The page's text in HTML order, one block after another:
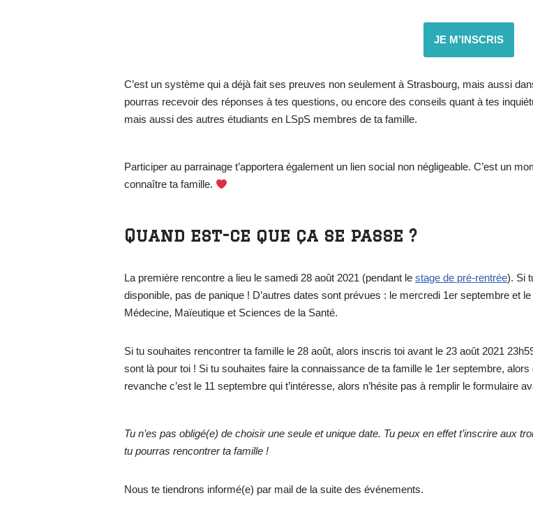
JE M’INSCRIS
C’est un système qui a déjà fait ses preuves non seulement à Strasbourg, mais aussi
pourras recevoir des réponses à tes questions, ou encore des conseils quant à tes
mais aussi des autres étudiants en LSpS membres de ta famille.
Participer au parrainage t’apportera également un lien social non négligeable. C’est un
connaître ta famille.
Quand est-ce que ça se passe ?
La première rencontre a lieu le samedi 28 août 2021 (pendant lestage de pré-rentrée). Si
disponible, pas de panique ! D’autres dates sont prévues : le mercredi 1er septembre et
Médecine, Maïeutique et Sciences de la Santé.
Si tu souhaites rencontrer ta famille le 28 août, alors inscris toi avant le 23 août 2021
sont là pour toi ! Si tu souhaites faire la connaissance de ta famille le 1er septembre,
revanche c’est le 11 septembre qui t’intéresse, alors n’hésite pas à remplir le formulaire
Tu n’es pas obligé(e) de choisir une seule et unique date. Tu peux en effet t’inscrire aux
tu pourras rencontrer ta famille !
Nous te tiendrons informé(e) par mail de la suite des événements.